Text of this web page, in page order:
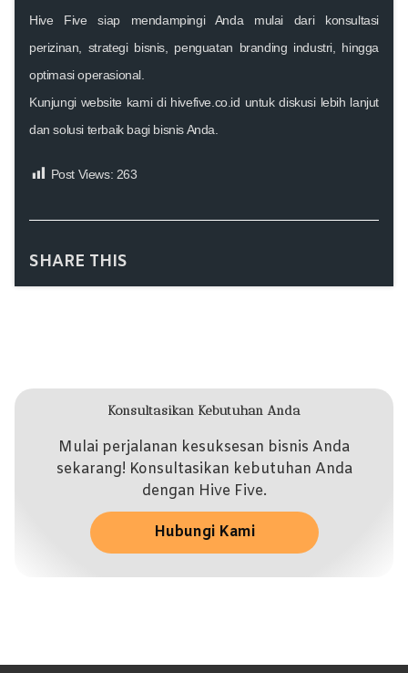
Hive Five siap mendampingi Anda mulai dari konsultasi
perizinan, strategi bisnis, penguatan branding industri, hingga
optimasi operasional.
Kunjungi website kami di hivefive.co.id untuk diskusi lebih lanjut
dan solusi terbaik bagi bisnis Anda.
Post Views: 263
SHARE THIS
Konsultasikan Kebutuhan Anda
Mulai perjalanan kesuksesan bisnis Anda
sekarang! Konsultasikan kebutuhan Anda
dengan Hive Five.
Hubungi Kami